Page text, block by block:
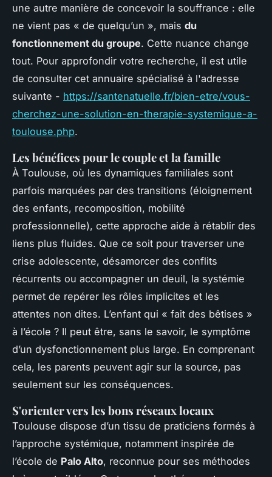
une autre manière de concevoir la souffrance : elle
ne vient pas « de quelqu’un », mais du
fonctionnement du groupe. Cette nuance change
tout. Pour approfondir votre recherche, il est utile
de consulter cet annuaire spécialisé à l'adresse
suivante - https://santenatuelle.fr/bien-etre/vous-
cherchez-une-solution-en-therapie-systemique-a-
toulouse.php.
Les bénéfices pour le couple et la famille
À Toulouse, où les dynamiques familiales sont
parfois marquées par des transitions (éloignement
des enfants, recomposition, mobilité
professionnelle), cette approche aide à rétablir des
liens plus fluides. Que ce soit pour traverser une
crise adolescente, désamorcer des conflits
récurrents ou accompagner un deuil, la systémie
permet de repérer les rôles implicites et les
attentes non dites. L’enfant qui « fait des bêtises »
à l’école ? Il peut être, sans le savoir, le symptôme
d’un dysfonctionnement plus large. En comprenant
cela, les parents peuvent agir sur la source, pas
seulement sur les conséquences.
S'orienter vers les bons réseaux locaux
Toulouse dispose d’un tissu de praticiens formés à
l’approche systémique, notamment inspirée de
l’école de Palo Alto, reconnue pour ses méthodes